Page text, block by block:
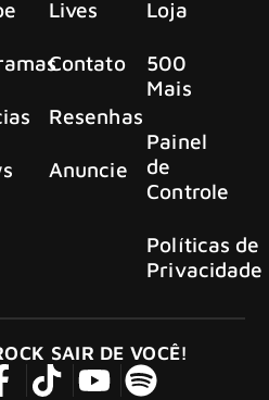
Lives
Contato
Resenhas
Anuncie
Loja
500
Mais
Painel
de
Controle
Políticas de
Privacidade
SAIR DE VOCÊ!